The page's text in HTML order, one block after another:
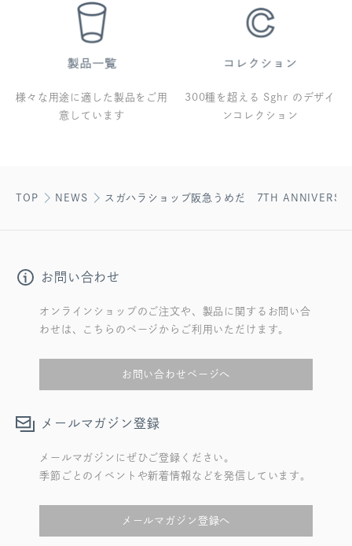
様々な用途に適した製品をご用
意しています
300種を超える Sghr のデザイ
ンコレクション
TOP NEWS スガハラショップ阪急うめだ 7TH
お問い合わせ
オンラインショップのご注文や、製品に関するお問い合
わせは、こちらのページからご利用いただけます。
お問い合わせページへ
メールマガジン登録
メールマガジンにぜひご登録ください。
季節ごとのイベントや新着情報などを発信しています。
メールマガジン登録へ